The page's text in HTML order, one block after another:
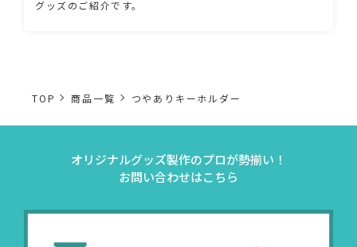
グッズのご紹介です。
TOP 商品一覧 つやありキーホルダー
オリジナルグッズ製作のプロが勢揃い！
お問い合わせはこちら